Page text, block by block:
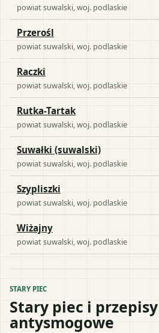
powiatsuwalski , woj. podlaskie
Przerośl
powiatsuwalski , woj. podlaskie
Raczki
powiatsuwalski , woj. podlaskie
Rutka-Tartak
powiatsuwalski , woj. podlaskie
Suwałki (suwalski)
powiatsuwalski , woj. podlaskie
Szypliszki
powiatsuwalski , woj. podlaskie
Wiżajny
powiatsuwalski , woj. podlaskie
STARY PIEC
Stary piec i przepisy
antysmogowe